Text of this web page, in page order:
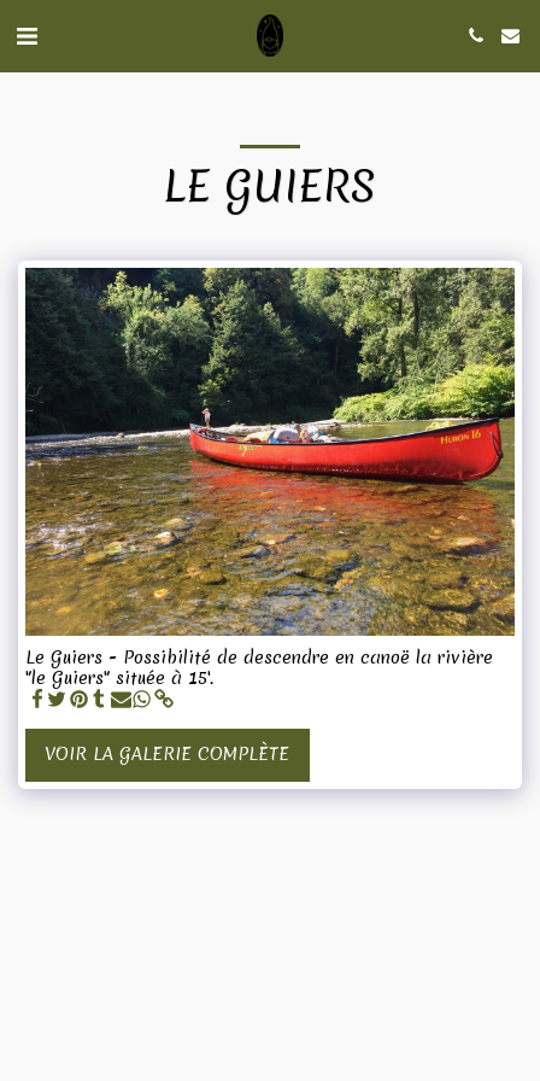
LE GUIERS
Le Guiers - Possibilité de descendre en canoë la rivière
"le Guiers" située à 15'.
VOIR LA GALERIE COMPLÈTE